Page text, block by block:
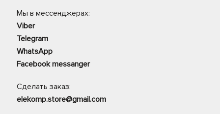
Мы в мессенджерах:
Viber
Telegram
WhatsApp
Facebook messanger
Сделать заказ:
elekomp.store@gmail.com